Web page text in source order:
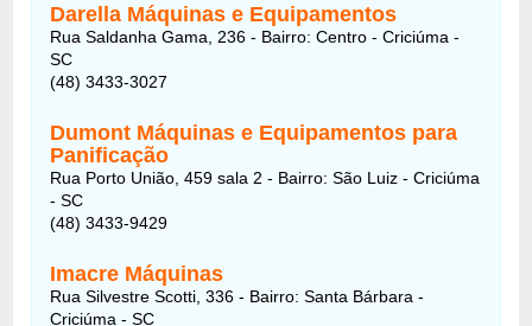
Darella Máquinas e Equipamentos
Rua Saldanha Gama, 236 - Bairro: Centro - Criciúma -
SC
(48) 3433-3027
Dumont Máquinas e Equipamentos para
Panificação
Rua Porto União, 459 sala 2 - Bairro: São Luiz - Criciúma
- SC
(48) 3433-9429
Imacre Máquinas
Rua Silvestre Scotti, 336 - Bairro: Santa Bárbara -
Criciúma - SC